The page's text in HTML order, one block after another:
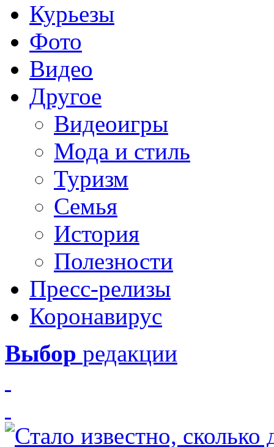
Курьезы
Фото
Видео
Другое
Видеоигры
Мода и стиль
Туризм
Семья
История
Полезности
Пресс-релизы
Коронавирус
Выбор редакции